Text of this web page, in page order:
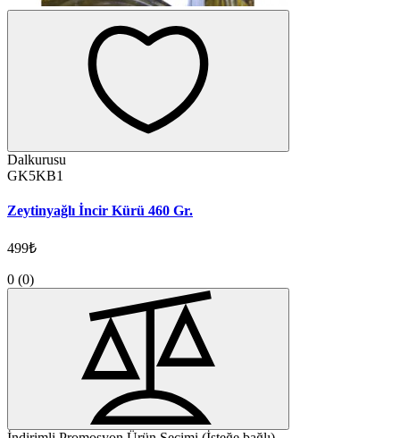
Dalkurusu
GK5KB1
Zeytinyağlı İncir Kürü 460 Gr.
499₺
0 (0)